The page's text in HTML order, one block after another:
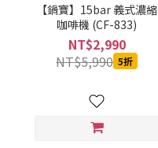
【鍋寶】15bar 義式濃縮
咖啡機 (CF-833)
NT$2,990
NT$5,990 5折